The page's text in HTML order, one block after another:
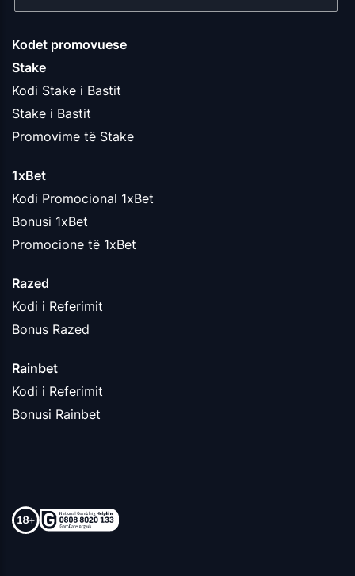
Kodet promovuese
Stake
Kodi Stake i Bastit
Stake i Bastit
Promovime të Stake
1xBet
Kodi Promocional 1xBet
Bonusi 1xBet
Promocione të 1xBet
Razed
Kodi i Referimit
Bonus Razed
Rainbet
Kodi i Referimit
Bonusi Rainbet